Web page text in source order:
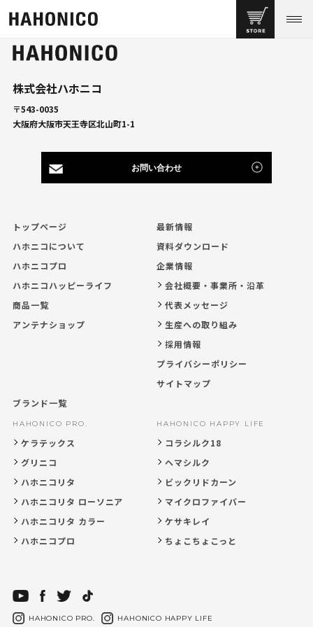
株式会社ハホニコ
〒543-0035
大阪府大阪市天王寺区北山町1-1
お問い合わせ
トップページ
ハホニコについて
ハホニコプロ
ハホニコハッピーライフ
商品一覧
アンテナショップ
ブランド一覧
HAHONICO PRO.
ケラテックス
グリニコ
ハホニコリタ
ハホニコリタ ローソニア
ハホニコリタ カラー
ハホニコプロ
HAHONICO HAPPY LIFE
コラシルク18
ヘマシルク
ビックリドカーン
マイクロファイバー
ケサキレイ
ちょこちょこっと
最新情報
資料ダウンロード
企業情報
会社概要・事業所・沿革
代表メッセージ
生産への取り組み
採用情報
プライバシーポリシー
サイトマップ
HAHONICO PRO. HAHONICO HAPPY LIFE